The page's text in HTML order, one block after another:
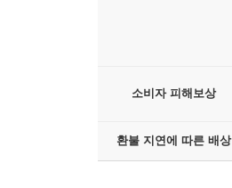
소비자 피해보상
환불 지연에 따른 배상